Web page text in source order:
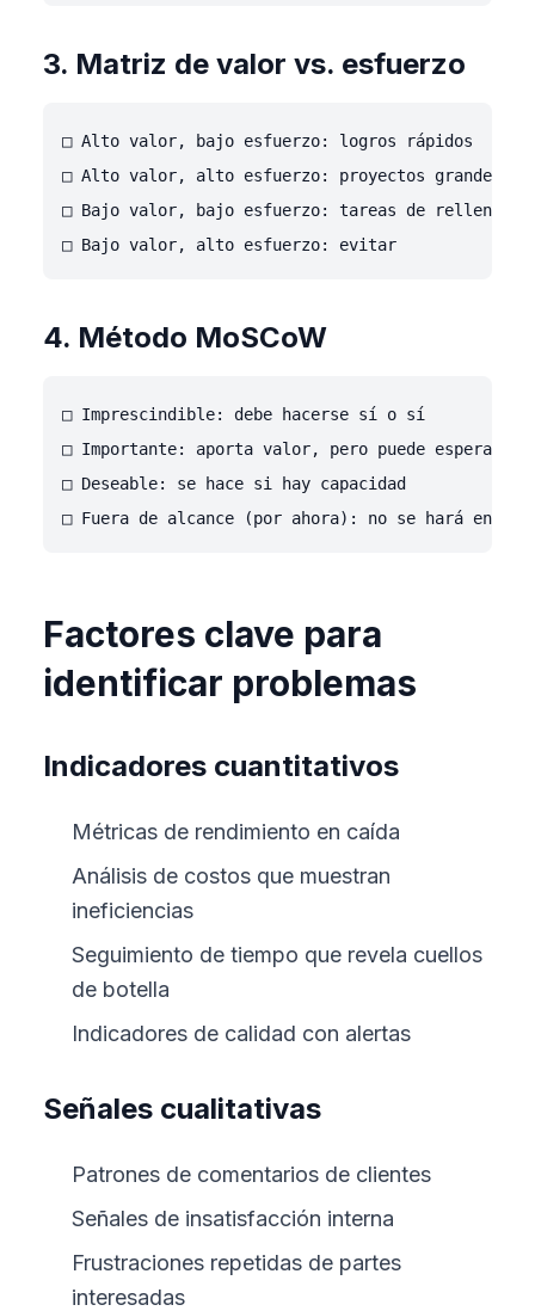
3. Matriz de valor vs. esfuerzo
□ Alto valor, bajo esfuerzo: logros rápidos
□ Alto valor, alto esfuerzo: proyectos grandes
□ Bajo valor, bajo esfuerzo: tareas de relleno
4. Método MoSCoW
□ Imprescindible: debe hacerse sí o sí
□ Importante: aporta valor, pero puede esperar
□ Deseable: se hace si hay capacidad
Factores clave para
identificar problemas
Indicadores cuantitativos
Métricas de rendimiento en caída
Análisis de costos que muestran
ineficiencias
Seguimiento de tiempo que revela cuellos
de botella
Indicadores de calidad con alertas
Señales cualitativas
Patrones de comentarios de clientes
Señales de insatisfacción interna
Frustraciones repetidas de partes
interesadas